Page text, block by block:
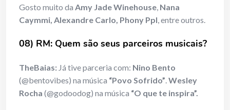
Gosto muito da Amy Jade Winehouse, Nana
Caymmi, Alexandre Carlo, Phony Ppl, entre outros.
08) RM: Quem são seus parceiros musicais?
TheBaias: Já tive parceria com: Nino Bento
(@bentovibes) na música “Povo Sofrido”.Wesley
Rocha (@godoodog) na música “O que te inspira”.